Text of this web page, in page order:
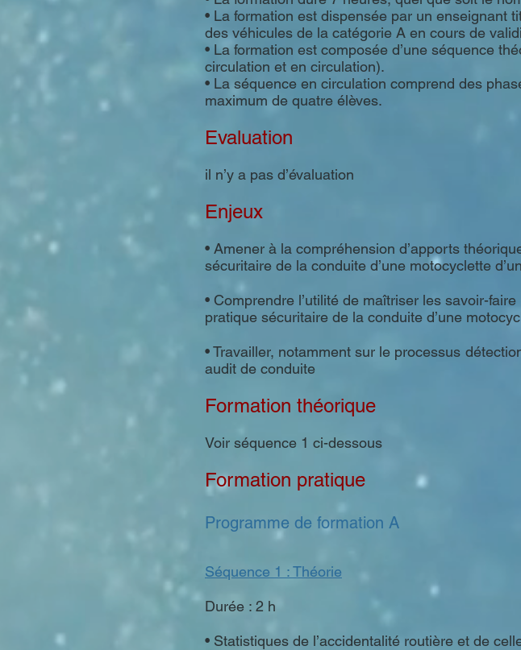
• La formation est dispensée par un enseignant
des véhicules de la catégorie A en cours de
• La formation est composée d’une séquence
circulation et en circulation).
• La séquence en circulation comprend des
maximum de quatre élèves.
Evaluation
il n’y a pas d’évaluation
Enjeux​
• Amener à la compréhension d’apports
sécuritaire de la conduite d’une motocyclette
• Comprendre l’utilité de maîtriser les savoir-
pratique sécuritaire de la conduite d’une
• Travailler, notamment sur le processus
audit de conduite
Formation théorique
Voir séquence 1 ci-dessous
Formation pratique
Programme de formation A
Séquence 1 : Théorie
Durée : 2 h
• Statistiques de l’accidentalité routière et de